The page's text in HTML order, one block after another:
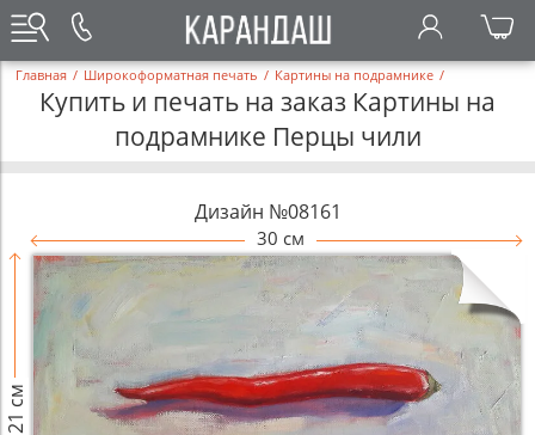
Главная / Широкоформатная печать / Картины на подрамнике /
Купить и печать на заказ Картины на
подрамнике Перцы чили
Дизайн №08161
30 см
21 см